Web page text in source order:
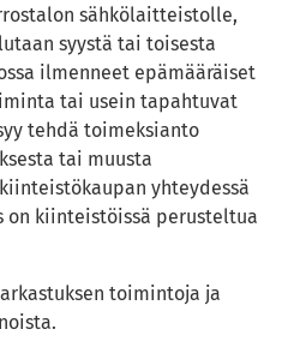
sähkölaitteistolle,
syystä tai toisesta
ilmenneet epämääräiset
tai usein tapahtuvat
tehdä toimeksianto
tai muusta
yhteydessä
on kiinteistöissä perusteltua
toimintoja ja